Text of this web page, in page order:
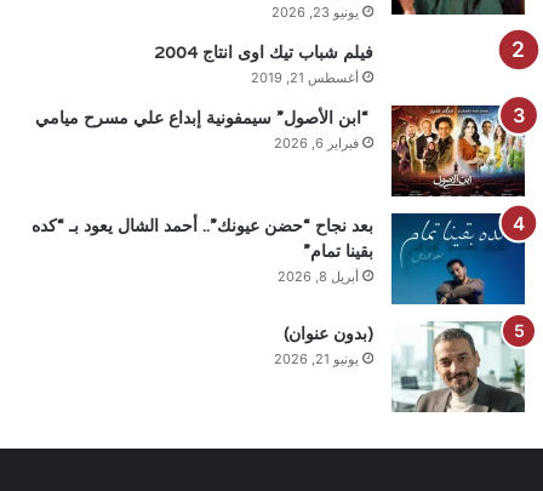
يونيو 23, 2026
فيلم شباب تيك اوى انتاج 2004
أغسطس 21, 2019
“ابن الأصول” سيمفونية إبداع علي مسرح ميامي
فبراير 6, 2026
بعد نجاح “حضن عيونك”.. أحمد الشال يعود بـ “كده
بقينا تمام”
أبريل 8, 2026
(بدون عنوان)
يونيو 21, 2026